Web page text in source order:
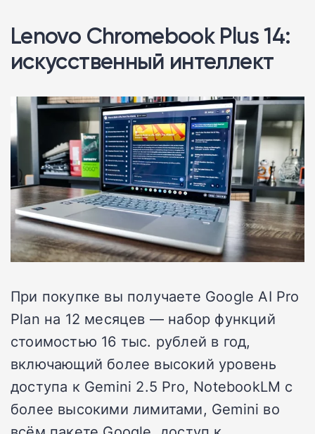
Lenovo Chromebook Plus 14:
искусственный интеллект
При покупке вы получаете Google AI Pro
Plan на 12 месяцев — набор функций
стоимостью 16 тыс. рублей в год,
включающий более высокий уровень
доступа к Gemini 2.5 Pro, NotebookLM с
более высокими лимитами, Gemini во